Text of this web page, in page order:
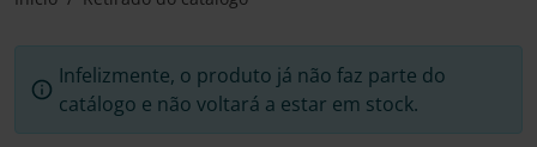
Infelizmente, o produto já não faz parte do
catálogo e não voltará a estar em stock.